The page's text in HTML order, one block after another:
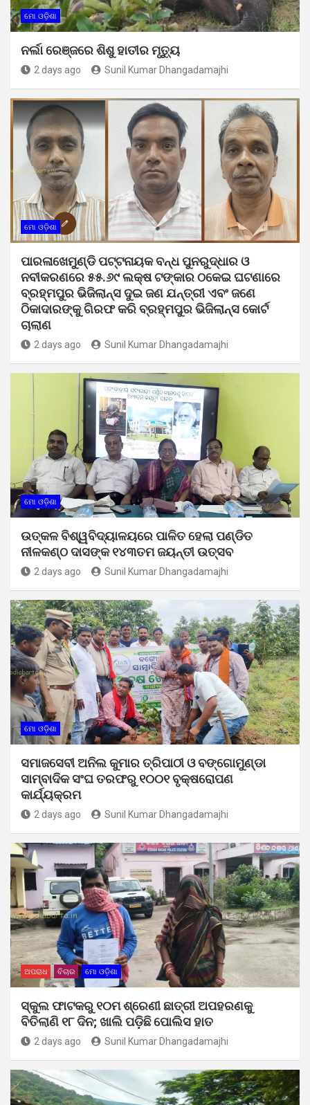
ମୋ ଓଡ଼ିଶା
ନର୍ଲା ରେଞ୍ଜରେ ଶିଶୁ ହାତୀର ମୃତ୍ୟୁ
2 days ago Sunil Kumar Dhangadamajhi
ମୋ ଓଡ଼ିଶା
ପାରଳାଖେମୁଣ୍ଡି ପଟ୍ଟନାୟକ ବନ୍ଧ ପୁନରୁଦ୍ଧାର ଓ
ନବୀକରଣରେ ୫୫.୬୯ ଲକ୍ଷ ଟଙ୍କାର ଠକେଇ ଘଟଣାରେ
ବ୍ରହ୍ମପୁର ଭିଜିଲାନ୍ସ ଦୁଇ ଜଣ ଯନ୍ତ୍ରୀ ଏବଂ ଜଣେ
ଠିକାଦାରଙ୍କୁ ଗିରଫ କରି ବ୍ରହ୍ମପୁର ଭିଜିଲାନ୍ସ କୋର୍ଟ
ଚାଲାଣ
2 days ago Sunil Kumar Dhangadamajhi
ମୋ ଓଡ଼ିଶା
ଉତ୍କଳ ବିଶ୍ୱବିଦ୍ୟାଳୟରେ ପାଳିତ ହେଲା ପଣ୍ଡିତ
ନୀଳକଣ୍ଠ ଦାସଙ୍କ ୧୪୩ତମ ଜୟନ୍ତୀ ଉତ୍ସବ
2 days ago Sunil Kumar Dhangadamajhi
ମୋ ଓଡ଼ିଶା
ସମାଜସେବୀ ଅନିଲ କୁମାର ତ୍ରିପାଠୀ ଓ ବଙ୍ଗୋମୁଣ୍ଡା
ସାମ୍ବାଦିକ ସଂଘ ତରଫରୁ ୧୦୦୧ ବୃକ୍ଷରୋପଣ
କାର୍ଯ୍ୟକ୍ରମ
2 days ago Sunil Kumar Dhangadamajhi
ଅପରାଧ ବିଚାର ମୋ ଓଡ଼ିଶା
ସ୍କୁଲ ଫାଟକରୁ ୧୦ମ ଶ୍ରେଣୀ ଛାତ୍ରୀ ଅପହରଣକୁ
ବିତିଲାଣି ୧୮ ଦିନ; ଖାଲି ପଡ଼ିଛି ପୋଲିସ ହାତ
2 days ago Sunil Kumar Dhangadamajhi